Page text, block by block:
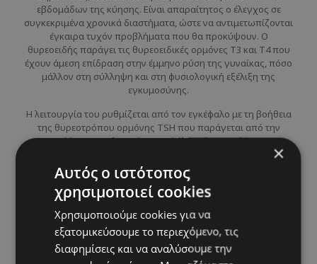
εβδομάδων της κύησης. Είναι απαραίτητος ο έλεγχος σε
συγκεκριμένα χρονικά διαστήματα, ώστε να αντιμετωπίζονται
έγκαιρα τυχόν προβλήματα που θα προκύψουν. Ο
θυρεοειδής παράγει τις θυρεοειδικές ορμόνες Τ3 και Τ4 που
έχουν άμεση επίδραση στην έμμηνο ρύση της γυναίκας, πόσο
μάλλον στη σύλληψη και στη φυσιολογική εξέλιξη της
εγκυμοσύνης.
Η λειτουργία του ρυθμίζεται από τον εγκέφαλο με τη βοήθεια
της θυρεοτρόπου ορμόνης TSH που παράγεται από την
υπόφυση (αναλυτικά στο κεφάλαιο θυρεοειδής). Η
αξιολόγηση των θυρεοειδικών ορμονών στην εγκυμοσύνη
είναι παραπλανητική. Λόγω της μεγάλης αύξησης των
οιστρογόνων στην κύηση, οι ορμόνες του θυρεοειδή Τ3 και Τ4
είναι πλασματικά αυξημένες στο αίμα της εγκύου, ενώ
παραμένουν φυσιολογικές οι FT3, FT4. Επιπλέον, αξίζει να
αναφέρουμε ότι το 10% - 20% των φυσιολογικών γυναικών
έχει χαμηλή TSH τους πρώτους τρεις μήνες της εγκυμοσύνης.
×
Αυτός ο ιστότοπος
χρησιμοποιεί cookies
Χρησιμοποιούμε cookies για να
εξατομικεύσουμε το περιεχόμενο, τις
διαφημίσεις και να αναλύσουμε την